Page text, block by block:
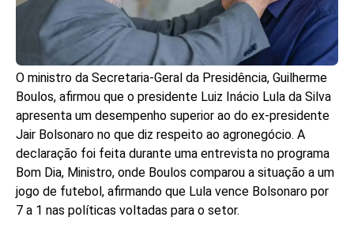
O ministro da Secretaria-Geral da Presidência, Guilherme
Boulos, afirmou que o presidente Luiz Inácio Lula da Silva
apresenta um desempenho superior ao do ex-presidente
Jair Bolsonaro no que diz respeito ao agronegócio. A
declaração foi feita durante uma entrevista no programa
Bom Dia, Ministro, onde Boulos comparou a situação a um
jogo de futebol, afirmando que Lula vence Bolsonaro por
7 a 1 nas políticas voltadas para o setor.